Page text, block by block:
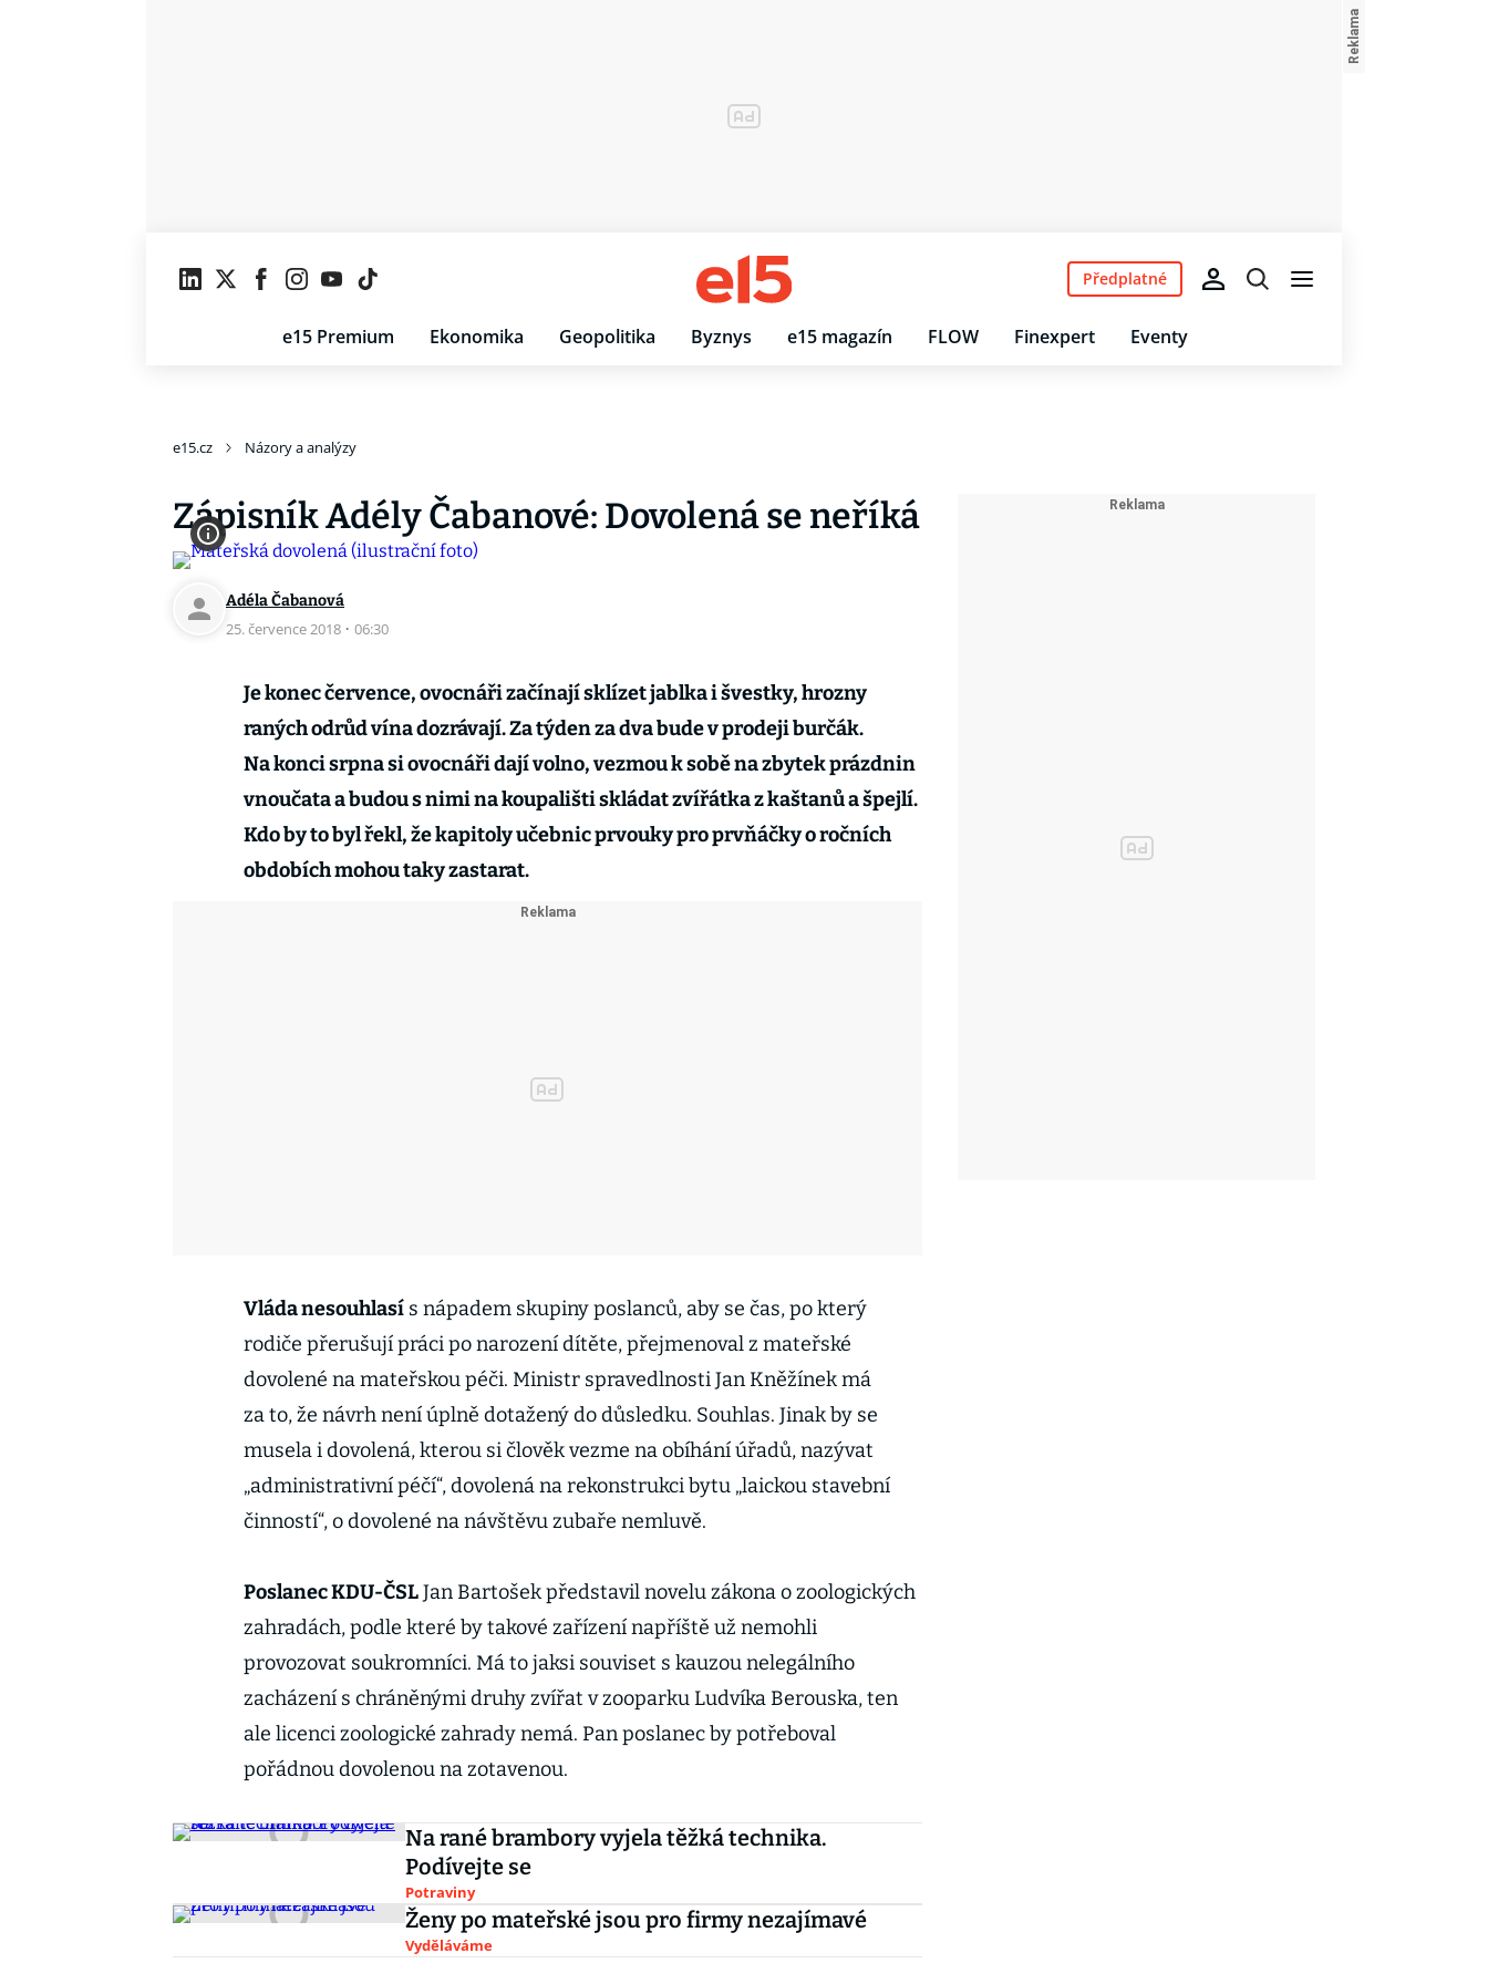
e15 Premium Ekonomika Geopolitika Byznys e15 magazín FLOW Finexpert Eventy
Předplatné
e15.cz Názory a analýzy
Zápisník Adély Čabanové: Dovolená se neříká
Adéla Čabanová
25. července 2018 · 06:30
Je konec července, ovocnáři začínají sklízet jablka i švestky, hrozny
raných odrůd vína dozrávají. Za týden za dva bude v prodeji burčák.
Na konci srpna si ovocnáři dají volno, vezmou k sobě na zbytek prázdnin
vnoučata a budou s nimi na koupališti skládat zvířátka z kaštanů a špejlí.
Kdo by to byl řekl, že kapitoly učebnic prvouky pro prvňáčky o ročních
obdobích mohou taky zastarat.
Vláda nesouhlasí s nápadem skupiny poslanců, aby se čas, po který
rodiče přerušují práci po narození dítěte, přejmenoval z mateřské
dovolené na mateřskou péči. Ministr spravedlnosti Jan Kněžínek má
za to, že návrh není úplně dotažený do důsledku. Souhlas. Jinak by se
musela i dovolená, kterou si člověk vezme na obíhání úřadů, nazývat
„administrativní péčí“, dovolená na rekonstrukci bytu „laickou stavební
činností“, o dovolené na návštěvu zubaře nemluvě.
Poslanec KDU-ČSLJan Bartošek představil novelu zákona o zoologických
zahradách, podle které by takové zařízení napříště už nemohli
provozovat soukromníci. Má to jaksi souviset s kauzou nelegálního
zacházení s chráněnými druhy zvířat v zooparku Ludvíka Berouska, ten
ale licenci zoologické zahrady nemá. Pan poslanec by potřeboval
pořádnou dovolenou na zotavenou.
Na rané brambory vyjela těžká technika.
Podívejte se
Potraviny
Ženy po mateřské jsou pro firmy nezajímavé
Vyděláváme